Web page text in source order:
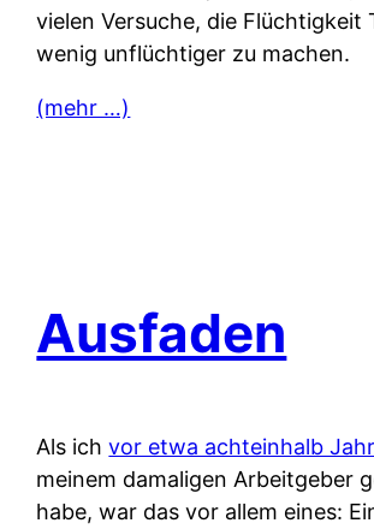
vielen Versuche, die Flüchtigkeit
wenig unflüchtiger zu machen.
(mehr …)
Ausfaden
Als ichvor etwa achteinhalb
meinem damaligen Arbeitgeber
habe, war das vor allem eines: